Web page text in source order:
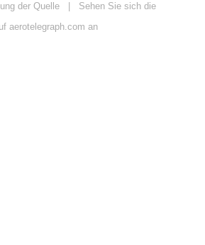
der Quelle
Sehen Sie sich die
aerotelegraph.com an